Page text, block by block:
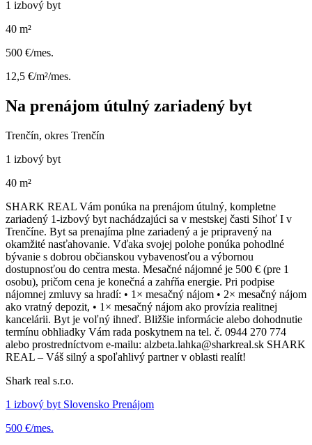
1 izbový byt
40 m²
500 €/mes.
12,5 €/m²/mes.
Na prenájom útulný zariadený byt
Trenčín, okres Trenčín
1 izbový byt
40 m²
SHARK REAL Vám ponúka na prenájom útulný, kompletne
zariadený 1-izbový byt nachádzajúci sa v mestskej časti Sihoť I v
Trenčíne. Byt sa prenajíma plne zariadený a je pripravený na
okamžité nasťahovanie. Vďaka svojej polohe ponúka pohodlné
bývanie s dobrou občianskou vybavenosťou a výbornou
dostupnosťou do centra mesta. Mesačné nájomné je 500 € (pre 1
osobu), pričom cena je konečná a zahŕňa energie. Pri podpise
nájomnej zmluvy sa hradí: • 1× mesačný nájom • 2× mesačný nájom
ako vratný depozit, • 1× mesačný nájom ako provízia realitnej
kancelárii. Byt je voľný ihneď. Bližšie informácie alebo dohodnutie
termínu obhliadky Vám rada poskytnem na tel. č. 0944 270 774
alebo prostredníctvom e-mailu: alzbeta.lahka@sharkreal.sk SHARK
REAL – Váš silný a spoľahlivý partner v oblasti realít!
Shark real s.r.o.
1 izbový byt Slovensko Prenájom
500 €/mes.